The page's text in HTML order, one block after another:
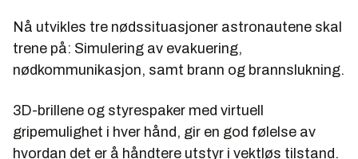
Nå utvikles tre nødssituasjoner astronautene skal
trene på: Simulering av evakuering,
nødkommunikasjon, samt brann og brannslukning.
3D-brillene og styrespaker med virtuell
gripemulighet i hver hånd, gir en god følelse av
hvordan det er å håndtere utstyr i vektløs tilstand.